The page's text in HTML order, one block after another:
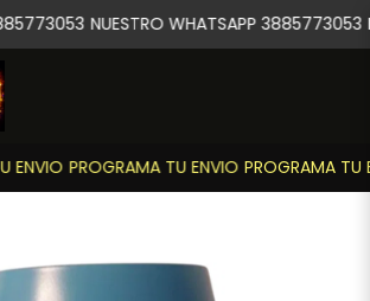
PROGRAMA TU ENVIO PROGRAMA TU
NUESTRO WHATSAPP 3885773053